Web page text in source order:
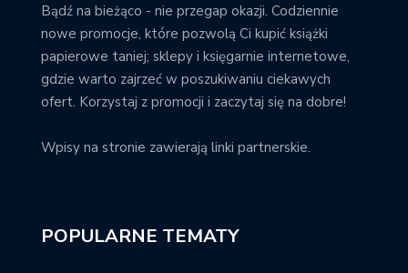
Bądź na bieżąco - nie przegap okazji. Codziennie
nowe promocje, które pozwolą Ci kupić książki
papierowe taniej; sklepy i księgarnie internetowe,
gdzie warto zajrzeć w poszukiwaniu ciekawych
ofert. Korzystaj z promocji i zaczytaj się na dobre!
Wpisy na stronie zawierają linki partnerskie.
POPULARNE TEMATY